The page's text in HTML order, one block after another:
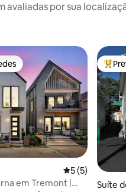
por sua
avaliações 5 de uma
5 (5)
em Tremont |
Suíte